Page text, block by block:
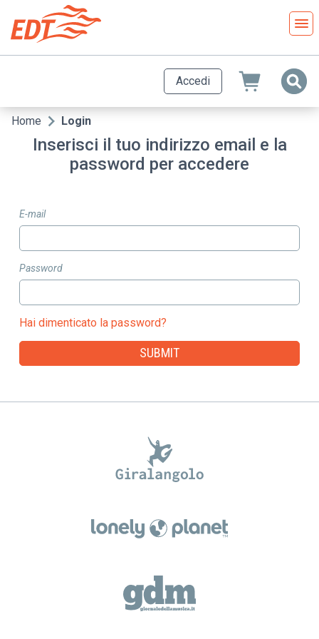
contenuto
principale
Accedi
Briciole
Home Login
Inserisci il tuo indirizzo email e la
password per accedere
E-mail
Password
Hai dimenticato la password?